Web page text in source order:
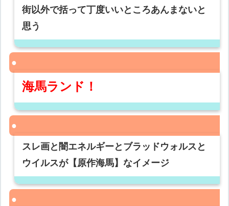
街以外で括って丁度いいところあんまないと
思う
海馬ランド！
スレ画と闇エネルギーとブラッドウォルスと
ウイルスが【原作海馬】なイメージ